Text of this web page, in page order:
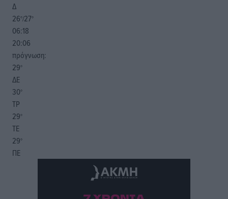
Δ
26°/27°
06:18
20:06
πρόγνωση:
29°
ΔΕ
30°
ΤΡ
29°
ΤΕ
29°
ΠΕ